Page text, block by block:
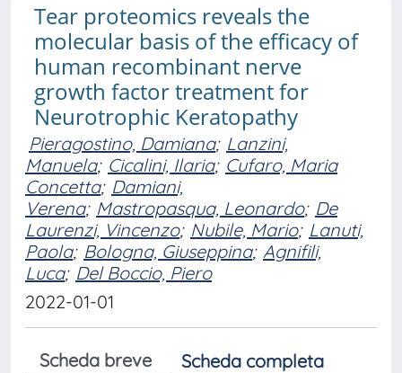
Tear proteomics reveals the
molecular basis of the efficacy of
human recombinant nerve
growth factor treatment for
Neurotrophic Keratopathy
Pieragostino, Damiana; Lanzini,
Manuela; Cicalini, Ilaria; Cufaro, Maria
Concetta; Damiani,
Verena; Mastropasqua, Leonardo; De
Laurenzi, Vincenzo; Nubile, Mario; Lanuti,
Paola; Bologna, Giuseppina; Agnifili,
Luca; Del Boccio, Piero
2022-01-01
Scheda breve
Scheda completa